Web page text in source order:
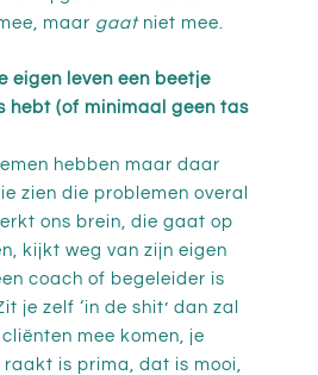
maar gaatniet mee.
eigen leven een beetje
hebt (of minimaal geen tas
hebben maar daar
zien die problemen overal
ons brein, die gaat op
kijkt weg van zijn eigen
coach of begeleider is
je zelf ‘in de shit’ dan zal
cliënten mee komen, je
is prima, dat is mooi,